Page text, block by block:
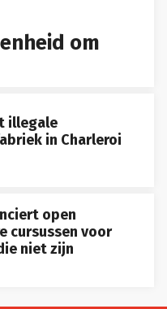
om
illegale
in Charleroi
open
cursussen voor
niet zijn